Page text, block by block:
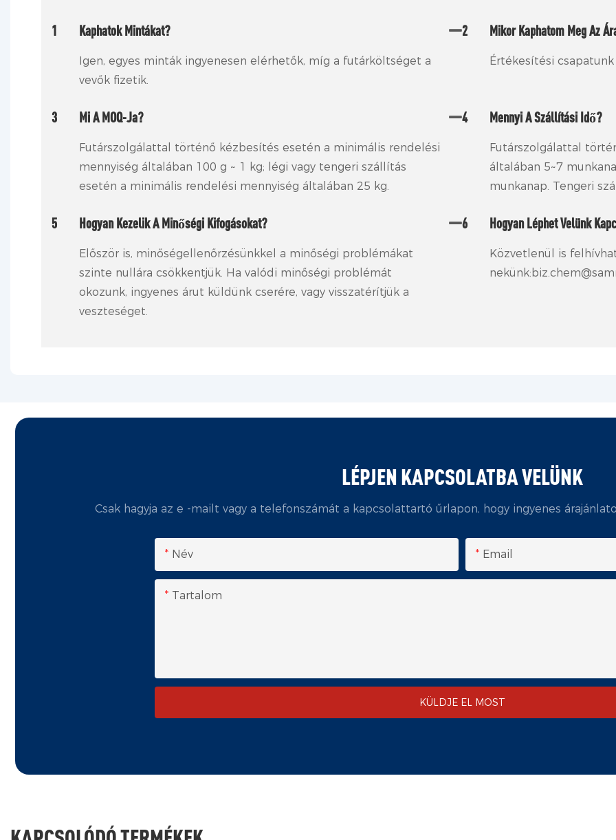
1 Kaphatok Mintákat?
Igen, egyes minták ingyenesen elérhetők, míg a futárköltséget a
vevők fizetik.
2 Mikor Kaphatom Meg Az
Értékesítési
3 Mi A MOQ-Ja?
Futárszolgálattal történő kézbesítés esetén a minimális rendelési
mennyiség általában 100 g ~ 1 kg; légi vagy tengeri szállítás
esetén a minimális rendelési mennyiség általában 25 kg.
4 Mennyi A Szállítási Idő?
Futárszolgálattal
általában 5~7
munkanap. Tengeri
5 Hogyan Kezelik A Minőségi Kifogásokat?
Először is, minőségellenőrzésünkkel a minőségi problémákat
szinte nullára csökkentjük. Ha valódi minőségi problémát
okozunk, ingyenes árut küldünk cserére, vagy visszatérítjük a
veszteséget.
6 Hogyan Léphet Velünk
Közvetlenül is
LÉPJEN KAPCSOLATBA VELÜNK
Csak hagyja az e -mailt vagy a telefonszámát a kapcsolattartó űrlapon, hogy ingyenes
Név Email
Tartalom
KÜLDJE EL MOST